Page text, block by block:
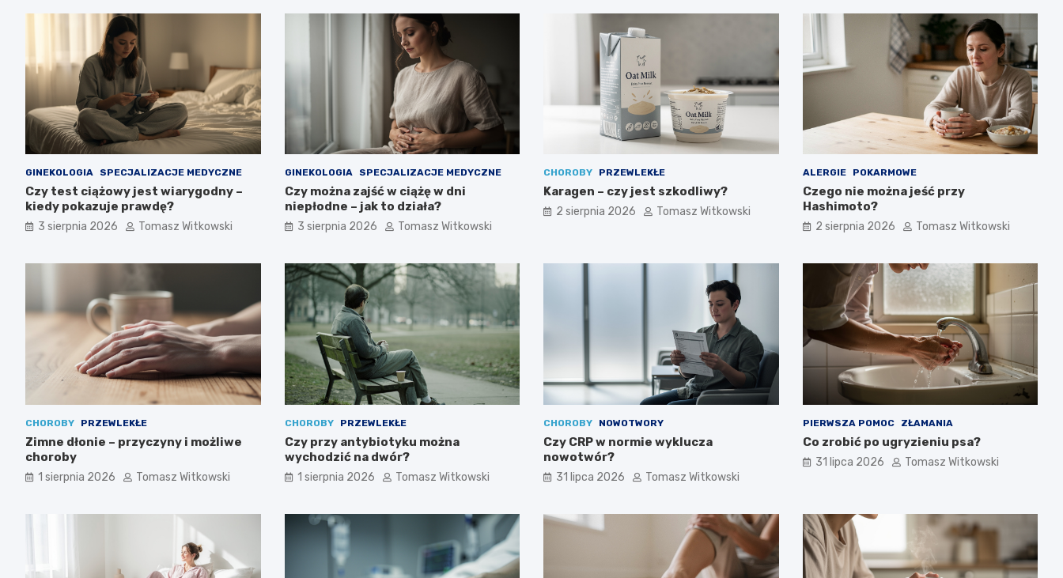
GINEKOLOGIA SPECJALIZACJE MEDYCZNE
Czy test ciążowy jest wiarygodny –
kiedy pokazuje prawdę?
3 sierpnia 2026 Tomasz Witkowski
GINEKOLOGIA SPECJALIZACJE MEDYCZNE
Czy można zajść w ciążę w dni
niepłodne – jak to działa?
3 sierpnia 2026 Tomasz Witkowski
CHOROBY PRZEWLEKŁE
Karagen – czy jest szkodliwy?
2 sierpnia 2026 Tomasz Witkowski
ALERGIE POKARMOWE
Czego nie można jeść przy
Hashimoto?
2 sierpnia 2026 Tomasz Witkowski
CHOROBY PRZEWLEKŁE
Zimne dłonie – przyczyny i możliwe
choroby
1 sierpnia 2026 Tomasz Witkowski
CHOROBY PRZEWLEKŁE
Czy przy antybiotyku można
wychodzić na dwór?
1 sierpnia 2026 Tomasz Witkowski
CHOROBY NOWOTWORY
Czy CRP w normie wyklucza
nowotwór?
31 lipca 2026 Tomasz Witkowski
PIERWSZA POMOC ZŁAMANIA
Co zrobić po ugryzieniu psa?
31 lipca 2026 Tomasz Witkowski